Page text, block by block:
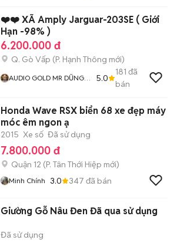
❤️❤️ XÃ Amply Jarguar-203SE ( Giới
Hạn -98% )
6.200.000 đ
Q. Gò Vấp (P. Hạnh Thông mới)
AUDIO GOLD MR DŨNG
5.0
181 đã
bán
Honda Wave RSX biển 68 xe đẹp máy
móc êm ngon ạ
2015 Xe số Đã sử dụng
7.800.000 đ
Quận 12 (P. Tân Thới Hiệp mới)
Minh Chính 3.0 347 đã bán
Giường Gỗ Nâu Đen Đã qua sử dụng
Đã sử dụng